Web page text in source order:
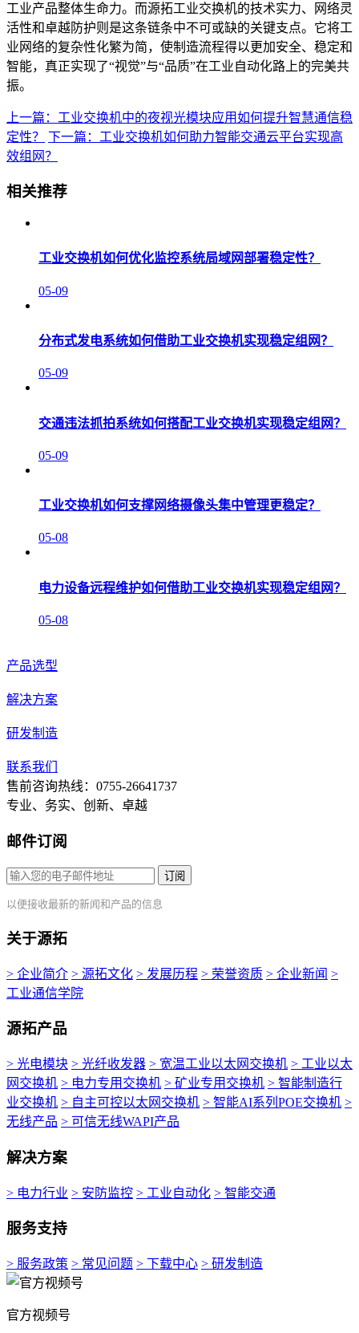
工业产品整体生命力。而源拓工业交换机的技术实力、网络灵
活性和卓越防护则是这条链条中不可或缺的关键支点。它将工
业网络的复杂性化繁为简，使制造流程得以更加安全、稳定和
智能，真正实现了“视觉”与“品质”在工业自动化路上的完美共
振。
上一篇：工业交换机中的夜视光模块应用如何提升智慧通信稳
定性？
下一篇：工业交换机如何助力智能交通云平台实现高
效组网？
相关推荐
工业交换机如何优化监控系统局域网部署稳定性？
05-09
分布式发电系统如何借助工业交换机实现稳定组网？
05-09
交通违法抓拍系统如何搭配工业交换机实现稳定组网？
05-09
工业交换机如何支撑网络摄像头集中管理更稳定？
05-08
电力设备远程维护如何借助工业交换机实现稳定组网？
05-08
产品选型
解决方案
研发制造
联系我们
售前咨询热线：0755-26641737
专业、务实、创新、卓越
邮件订阅
订阅
以便接收最新的新闻和产品的信息
关于源拓
> 企业简介 > 源拓文化 > 发展历程 > 荣誉资质 > 企业新闻 >
工业通信学院
源拓产品
> 光电模块 > 光纤收发器 > 宽温工业以太网交换机 > 工业以太
网交换机 > 电力专用交换机 > 矿业专用交换机 > 智能制造行
业交换机 > 自主可控以太网交换机 > 智能AI系列POE交换机 >
无线产品 > 可信无线WAPI产品
解决方案
> 电力行业 > 安防监控 > 工业自动化 > 智能交通
服务支持
> 服务政策 > 常见问题 > 下载中心 > 研发制造
官方视频号